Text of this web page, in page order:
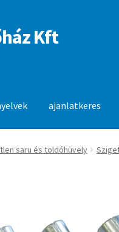
Kft
ajanlatkeres
saru és toldóhüvely